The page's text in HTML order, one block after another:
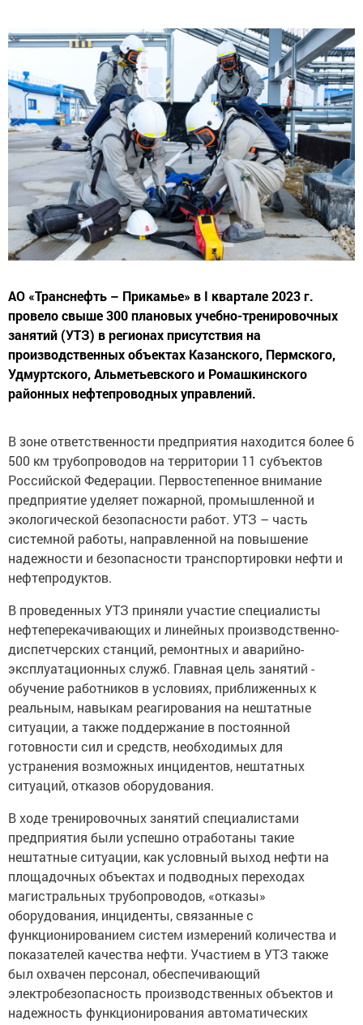
АО «Транснефть – Прикамье» в I квартале 2023 г.
провело свыше 300 плановых учебно-тренировочных
занятий (УТЗ) в регионах присутствия на
производственных объектах Казанского, Пермского,
Удмуртского, Альметьевского и Ромашкинского
районных нефтепроводных управлений.
В зоне ответственности предприятия находится более 6
500 км трубопроводов на территории 11 субъектов
Российской Федерации. Первостепенное внимание
предприятие уделяет пожарной, промышленной и
экологической безопасности работ. УТЗ – часть
системной работы, направленной на повышение
надежности и безопасности транспортировки нефти и
нефтепродуктов.
В проведенных УТЗ приняли участие специалисты
нефтеперекачивающих и линейных производственно-
диспетчерских станций, ремонтных и аварийно-
эксплуатационных служб. Главная цель занятий -
обучение работников в условиях, приближенных к
реальным, навыкам реагирования на нештатные
ситуации, а также поддержание в постоянной
готовности сил и средств, необходимых для
устранения возможных инцидентов, нештатных
ситуаций, отказов оборудования.
В ходе тренировочных занятий специалистами
предприятия были успешно отработаны такие
нештатные ситуации, как условный выход нефти на
площадочных объектах и подводных переходах
магистральных трубопроводов, «отказы»
оборудования, инциденты, связанные с
функционированием систем измерений количества и
показателей качества нефти. Участием в УТЗ также
был охвачен персонал, обеспечивающий
электробезопасность производственных объектов и
надежность функционирования автоматических